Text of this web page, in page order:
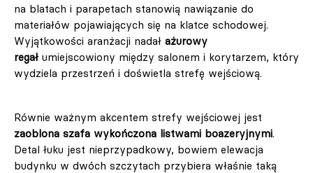
na blatach i parapetach stanowią nawiązanie do
materiałów pojawiających się na klatce schodowej.
Wyjątkowości aranżacji nadał ażurowy
regał umiejscowiony między salonem i korytarzem, który
wydziela przestrzeń i doświetla strefę wejściową.
Równie ważnym akcentem strefy wejściowej jest
zaoblona szafa wykończona listwami boazeryjnymi.
Detal łuku jest nieprzypadkowy, bowiem elewacja
budynku w dwóch szczytach przybiera właśnie taką